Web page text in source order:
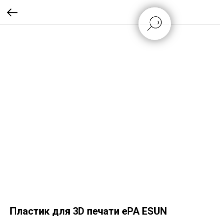
Пластик для 3D печати ePA ESUN